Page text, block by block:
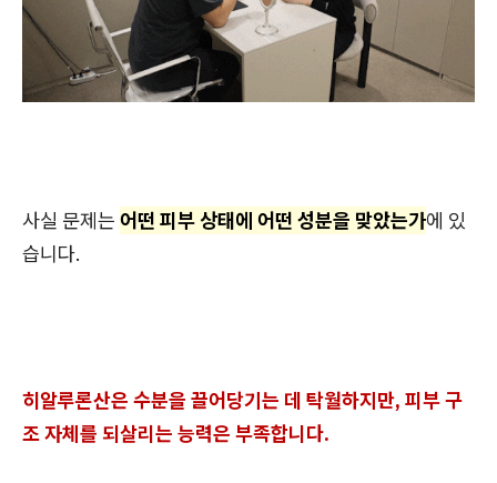
사실 문제는 어떤 피부 상태에 어떤 성분을 맞았는가에 있
습니다.
히알루론산은 수분을 끌어당기는 데 탁월하지만, 피부 구
조 자체를 되살리는 능력은 부족합니다.